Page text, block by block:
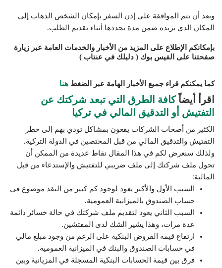
وبعد أن تتم الموافقة على إذن السفر بإمكان الشخص الذهاب إلى
المكان الذي يريده ضمن مدة يحددها أثناء تقديم الطلب.
بإمكانكم الإطلاع على المزيد من الأخبار والخدمات العامة عبر زيارة
صفحتنا على الفيس بوك ( دليلك في عنتاب )
كما يمكنكم قراء جميع الأخبار الهامة عبر الضغط هنا
اقرأ أيضاًكافة الطرق التي تبعد شركتك عن
التفتيش أو التدقيق المالي في تركيا
الكثير من أصحاب الشركات يقعون بمشاكل تودي بهم إلى خطر
التفتيش والتدقيق المالي من قبل المختصين في الدولة التركية.
ولذلك سنعرض لكم في هذا المقال نقاط عديدة من الممكن أن
تحول ملف شركتك إلى ملف ضريبي للتفتيش والإستدعاء من قبل
المالية:
السبب الأول والأكبر يعود لوجود كم كبير من النقد موضوع في
حساب الصندوق بالميزانية العمومية.
السبب الثاني يعود لتقديم ملف شركتك في حالة خسائر دائمة
عدة مرات، وهذا يشير الشك لدى المفتشين.
ارتفاع قيمة القروض البنكية على الرغم من وجود مبلغ مالي
في حسابات الصندوق والبنك في الميزانية العمومية.
فرق بين قيمة الحسابات البنكية المسجلة في المزيانية وبين